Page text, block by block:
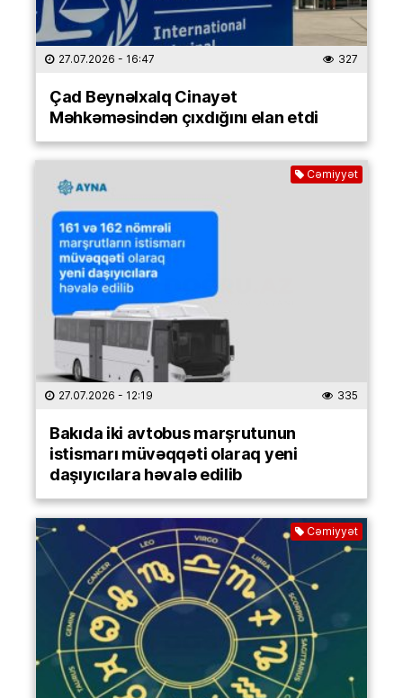
27.07.2026 - 16:47 327
Çad Beynəlxalq Cinayət
Məhkəməsindən çıxdığını elan etdi
Cəmiyyət
27.07.2026 - 12:19 335
Bakıda iki avtobus marşrutunun
istismarı müvəqqəti olaraq yeni
daşıyıcılara həvalə edilib
Cəmiyyət